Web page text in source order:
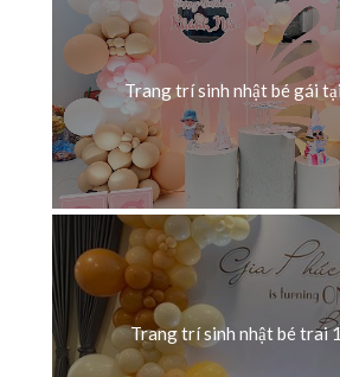
Trang trí sinh nhật bé gái
Trang trí sinh nhật bé trai